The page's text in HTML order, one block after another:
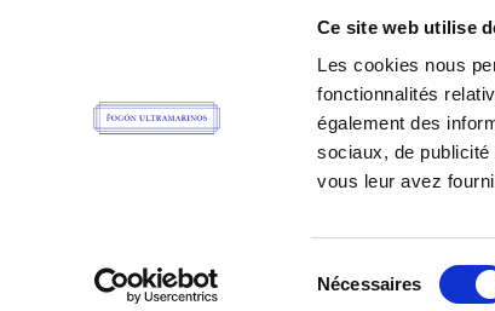
Ce site web utilise
Les cookies nous
fonctionnalités
également des
sociaux, de
vous leur avez
Nécessaires